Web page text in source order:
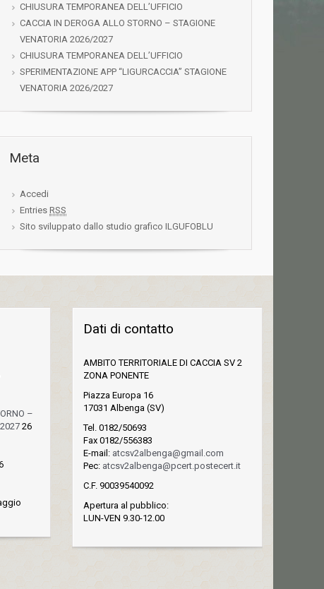
CHIUSURA TEMPORANEA DELL’UFFICIO
CACCIA IN DEROGA ALLO STORNO – STAGIONE
VENATORIA 2026/2027
CHIUSURA TEMPORANEA DELL’UFFICIO
SPERIMENTAZIONE APP “LIGURCACCIA” STAGIONE
VENATORIA 2026/2027
Meta
Accedi
Entries RSS
Sito sviluppato dallo studio grafico ILGUFOBLU
–
26
Dati di contatto
AMBITO TERRITORIALE DI CACCIA SV 2
ZONA PONENTE
Piazza Europa 16
17031 Albenga (SV)
Tel. 0182/50693
Fax 0182/556383
E-mail: atcsv2albenga@gmail.com
Pec: atcsv2albenga@pcert.postecert.it
C.F. 90039540092
Apertura al pubblico:
LUN-VEN 9.30-12.00